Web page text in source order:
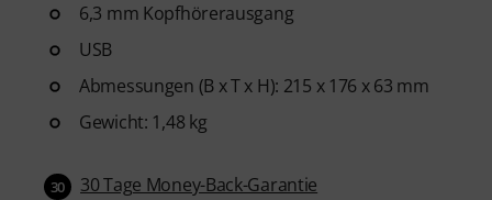
6,3 mm Kopfhörerausgang
USB
Abmessungen (B x T x H): 215 x 176 x 63 mm
Gewicht: 1,48 kg
30 30 Tage Money-Back-Garantie